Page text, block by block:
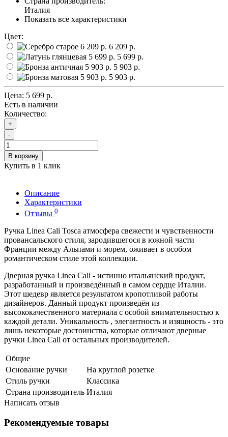
Италия
Показать все характеристики
Цвет:
6 209 р.
5 699 р.
5 903 р.
5 903 р.
Цена: 5 699 р.
Есть в наличии
Количество:
+
-
В корзину
Купить в 1 клик
Описание
Характеристики
Отзывы 0
Ручка Linea Cali Tosca атмосфера свежести и чувственности
провансальского стиля, зародившегося в южной части
Франции между Альпами и морем, оживает в особом
романтическом стиле этой коллекции.
Дверная ручка Linea Cali - истинно итальянский продукт,
разработанный и произведённый в самом сердце Италии.
Этот шедевр является результатом кропотливой работы
дизайнеров. Данный продукт произведён из
высококачественного материала с особой внимательностью к
каждой детали. Уникальность , элегантность и изящность - это
лишь некоторые достоинства, которые отличают дверные
ручки Linea Cali от остальных производителей.
Общие
Основание ручки
На круглой розетке
Стиль ручки
Классика
Страна производитель Италия
Написать отзыв
Рекомендуемые товары